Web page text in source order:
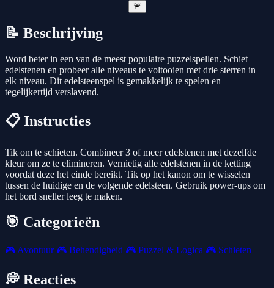
🚨
📝 Beschrijving
Word beter in een van de meest populaire puzzelspellen. Schiet
edelstenen en probeer alle niveaus te voltooien met drie sterren in
elk niveau. Dit edelsteenspel is gemakkelijk te spelen en
tegelijkertijd verslavend.
📋 Instructies
Tik om te schieten. Combineer 3 of meer edelstenen met dezelfde
kleur om ze te elimineren. Vernietig alle edelstenen in de ketting
voordat deze het einde bereikt. Tik op het kanon om te wisselen
tussen de huidige en de volgende edelsteen. Gebruik power-ups om
het bord sneller leeg te maken.
🎯 Categorieën
🎮 Avontuur 🎮 Behendigheid 🎮 Puzzel & Logica 🎮 Schieten
💭 Reacties